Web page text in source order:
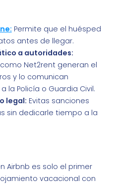
Permite que el huésped
antes de llegar.
a autoridades:
Net2rent generan el
y lo comunican
la Policía o Guardia Civil.
legal: Evitas sanciones
sin dedicarle tiempo a la
Airbnb es solo el primer
vacacional con